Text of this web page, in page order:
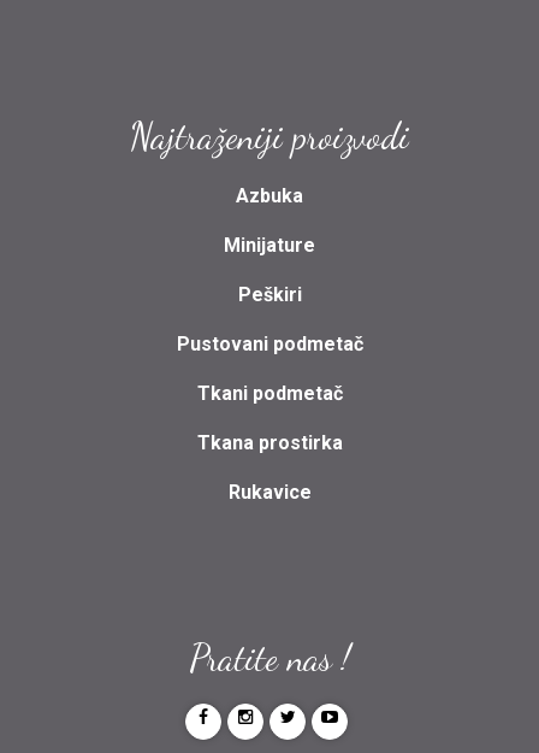
Najtraženiji proizvodi
Azbuka
Minijature
Peškiri
Pustovani podmetač
Tkani podmetač
Tkana prostirka
Rukavice
Pratite nas !